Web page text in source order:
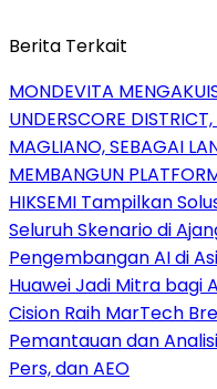
Berita Terkait
MONDEVITA
UNDERSCORE
MAGLIANO, SEBAGAI
MEMBANGUN
HIKSEMI Tampilkan
Seluruh Skenario di
Pengembangan AI di
Huawei Jadi Mitra bagi
Cision Raih MarTech
Pemantauan dan
Pers, dan AEO